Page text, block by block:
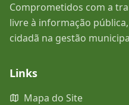
Comprometidos com a
livre à informação
cidadã na gestão
Links
Mapa do Site